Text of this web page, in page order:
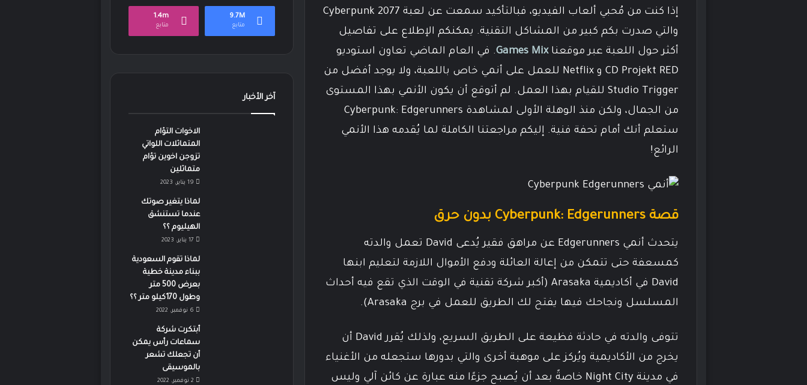
إذا كنت من مُحبي ألعاب الفيديو، فبالتأكيد سمعت عن لعبة Cyberpunk 2077
والتي صدرت بكم كبير من المشاكل التقنية. يمكنكم الإطلاع على تفاصيل
أكثر حول اللعبة عبر موقعناGames Mix. في العام الماضي تعاون استوديو
CD Projekt RED و Netflix للعمل على أنمي خاص باللعبة، ولا يوجد أفضل من
Studio Trigger للقيام بهذا العمل. لم أتوقع أن يكون الأنمي بهذا المستوى
من الجمال، ولكن منذ الوهلة الأولى لمشاهدة Cyberpunk: Edgerunners
ستعلم أنك أمام تحفة فنية. إليكم مراجعتنا الكاملة لما يُقدمه هذا الأنمي
الرائع!
قصة Cyberpunk: Edgerunners بدون حرق
يتحدث أنمي Edgerunners عن مراهق فقير يُدعى David تعمل والدته
كمسعفة حتى تتمكن من إعالة العائلة ودفع الأموال اللازمة لتعليم ابنها
David في أكاديمية Arasaka (أكبر شركة تقنية في الوقت الذي تقع فيه أحداث
المسلسل ونجاحك فيها يفتح لك الطريق للعمل في برج Arasaka).
تتوفى والدته في حادثة فظيعة على الطريق السريع، ولذلك يُقرر David أن
يخرج من الأكاديمية ويُركز على موهبة أخرى والتي بدورها ستجعله من الأغنياء
في مدينة Night City خاصةً بعد أن يُصبح جزءًا منه عبارة عن كائن آلي وليس
9.7M
متابع
1.4m
متابع
آخر الأخبار
الاخوات التؤام
المتماثلات اللواتي
تزوجن اخوين تؤام
متماثلين
19 يناير، 2023
لماذا يتغير صوتك
عندما تستنشق
الهيليوم ؟؟
17 يناير، 2023
لماذا تقوم السعودية
ببناء مدينة خطية
بعرض 500 متر
وطول 170كيلو متر ؟؟
6 نوفمبر، 2022
أبتكرت شركة
سماعات رأس يمكن
أن تجعلك تشعر
بالموسيقى
2 نوفمبر، 2022